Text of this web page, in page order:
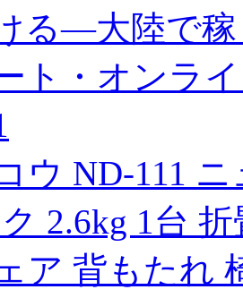
る―大陸で
ト・オンラ
ウ ND-111
2.6kg 1台
ア 背もたれ